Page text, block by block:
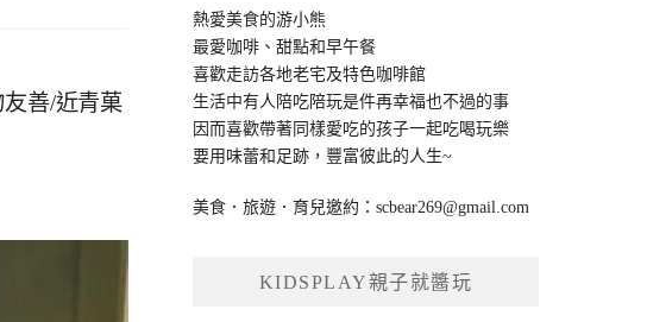
友善/近青菓
熱愛美食的游小熊
最愛咖啡、甜點和早午餐
喜歡走訪各地老宅及特色咖啡館
生活中有人陪吃陪玩是件再幸福也不過的事
因而喜歡帶著同樣愛吃的孩子一起吃喝玩樂
要用味蕾和足跡，豐富彼此的人生~
美食．旅遊．育兒邀約：scbear269@gmail.com
KIDSPLAY親子就醬玩